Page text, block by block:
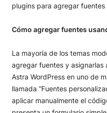
plugins para agregar
Cómo agregar fuentes
La mayoría de los temas
agregar fuentes y asignarlas
Astra WordPress en uno de
llamada “Fuentes
aplicar manualmente el